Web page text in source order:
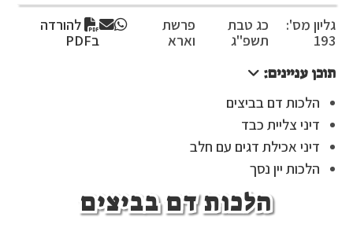
גליון מס':
193
כג טבת
תשפ"ג
פרשת
וארא
להורדה
בPDF
תוכן עניינים:
הלכות דם בביצים
דיני צליית כבד
דיני אכילת דגים עם חלב
הלכות יין נסך
הלכות דם בביצים